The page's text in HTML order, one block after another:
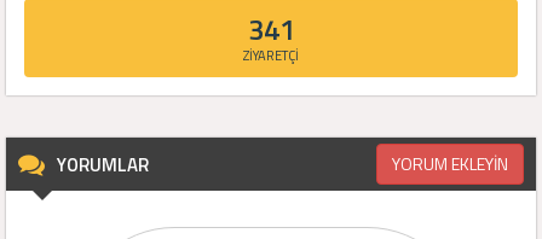
341
ZİYARETÇİ
YORUMLAR YORUM EKLEYİN